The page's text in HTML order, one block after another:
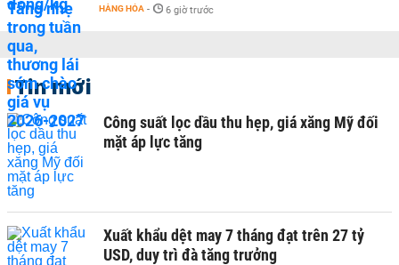
HÀNG HÓA - 6 giờ trước
Tin mới
Công suất lọc dầu thu hẹp, giá xăng Mỹ đối
mặt áp lực tăng
Xuất khẩu dệt may 7 tháng đạt trên 27 tỷ
USD, duy trì đà tăng trưởng